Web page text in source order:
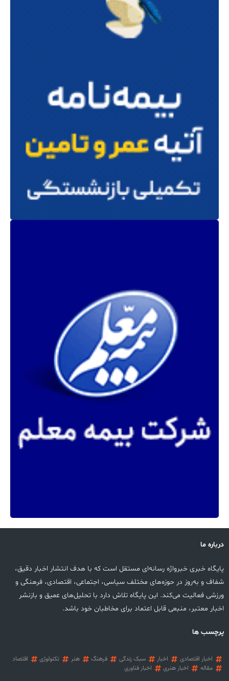
درباره ما
پایگاه خبری خبرواژه رسانه‌ای مستقل است که با هدف انتشار اخبار دقیق،
شفاف و به‌روز در حوزه‌های مختلف سیاسی، اجتماعی، اقتصادی، فرهنگی و
ورزشی فعالیت می‌کند. این پایگاه تلاش دارد با تحلیل‌های عمیق و بازنشر
اخبار معتبر، منبعی قابل اعتماد برای مخاطبان خود باشد.
پرچسب ها
اخبار اقتصادی اخبار سبک زندگی فرهنگ هنر تکنولوژی
اقتصاد
مقاله
اخبار هنری اخبار فناوری